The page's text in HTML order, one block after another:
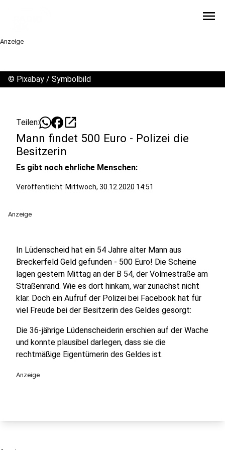
menu
Anzeige
© Pixabay / Symbolbild
Teilen: open_in_new
Mann findet 500 Euro - Polizei die
Besitzerin
Es gibt noch ehrliche Menschen:
Veröffentlicht: Mittwoch, 30.12.2020 14:51
Anzeige
In Lüdenscheid hat ein 54 Jahre alter Mann aus
Breckerfeld Geld gefunden - 500 Euro! Die Scheine
lagen gestern Mittag an der B 54, der Volmestraße am
Straßenrand. Wie es dort hinkam, war zunächst nicht
klar. Doch ein Aufruf der Polizei bei Facebook hat für
viel Freude bei der Besitzerin des Geldes gesorgt:
Die 36-jährige Lüdenscheiderin erschien auf der Wache
und konnte plausibel darlegen, dass sie die
rechtmäßige Eigentümerin des Geldes ist.
Anzeige